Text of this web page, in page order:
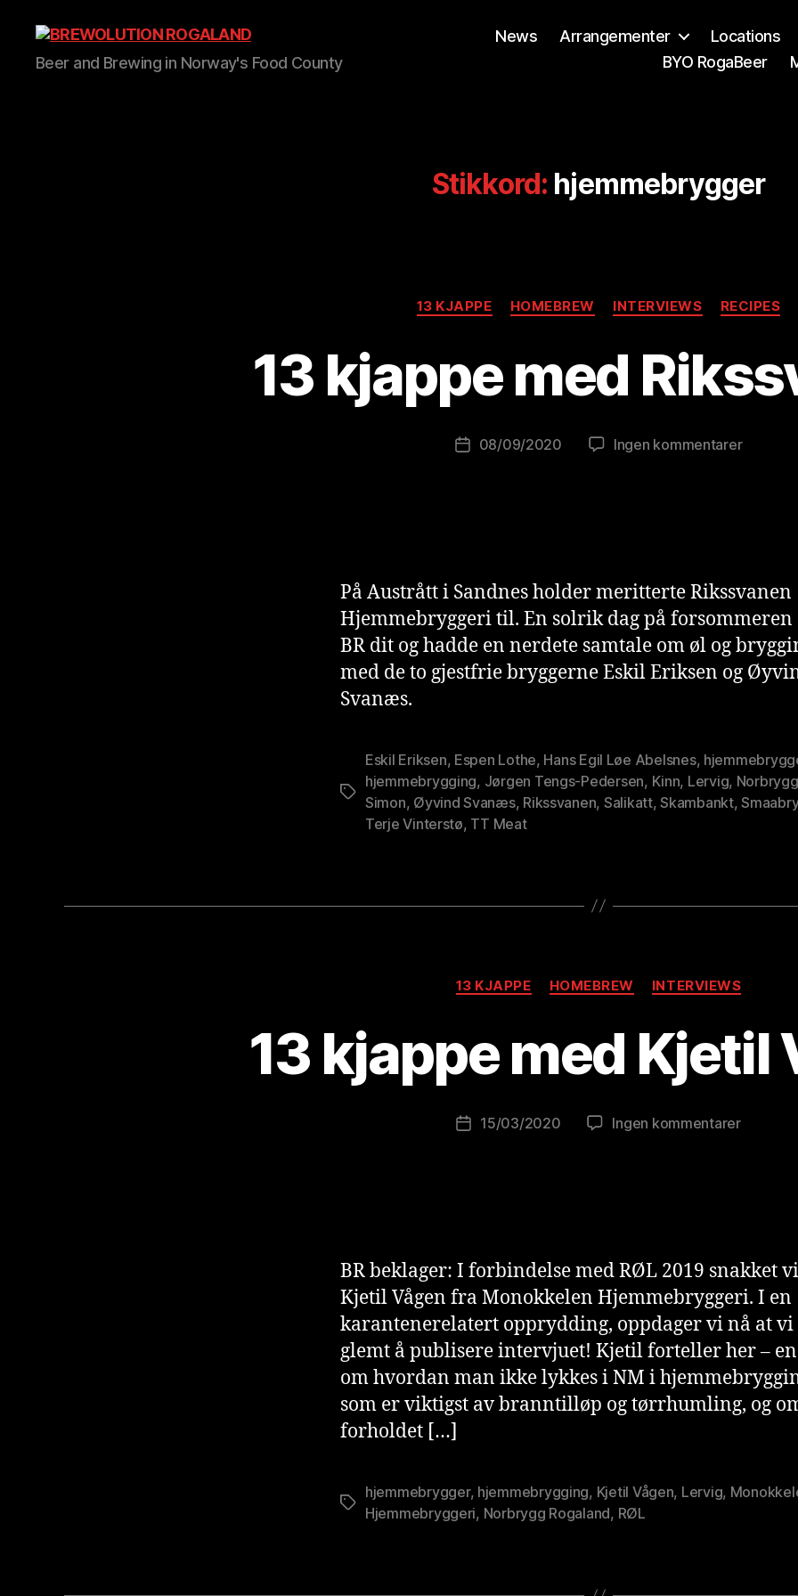
BREWOLUTION
ROGALAND
Beer and Brewing in Norway's Food County
News Arrangementer Locations
BYO RogaBeer
Stikkord: hjemmebrygger
Kategorier
13 KJAPPE HOMEBREW INTERVIEWS RECIPES
13 kjappe med
Innleggsforfatter
A
e
lu
Publiseringsdato
08/09/2020 Ingen kommentarertil
På Austrått i Sandnes holder meritterte Rikssvanen
Hjemmebryggeri til. En solrik dag på forsommeren
BR dit og hadde en nerdete samtale om øl og
med de to gjestfrie bryggerne Eskil Eriksen og
Svanæs.
Stikkord
Eskil Eriksen, Espen Lothe, Hans Egil Løe Abelsnes,
hjemmebrygging, Jørgen Tengs-Pedersen, Kinn, Lervig, Norbrygg
Simon, Øyvind Svanæs, Rikssvanen, Salikatt,Skambankt,
Terje Vinterstø, TT Meat
Kategorier
13 KJAPPE HOMEBREW INTERVIEWS
13 kjappe med Kjetil
Innleggsforfatter
e
lu
Publiseringsdato
15/03/2020 Ingen kommentarertil
BR beklager: I forbindelse med RØL 2019 snakket
Kjetil Vågen fra Monokkelen Hjemmebryggeri. I en
karantenerelatert opprydding, oppdager vi nå at
glemt å publisere intervjuet! Kjetil forteller her –
om hvordan man ikke lykkes i NM i
som er viktigst av branntilløp og tørrhumling, og
forholdet […]
Stikkord
hjemmebrygger, hjemmebrygging, Kjetil Vågen, Lervig,
Hjemmebryggeri, Norbrygg Rogaland, RØL